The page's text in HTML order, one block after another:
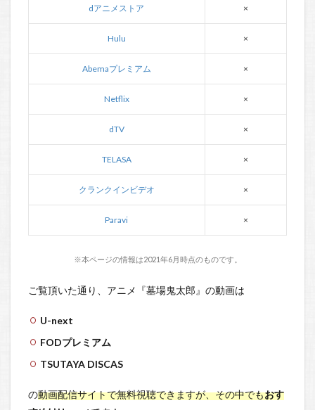
dアニメストア ×
Hulu ×
Abemaプレミアム ×
Netflix ×
dTV ×
TELASA ×
クランクインビデオ ×
Paravi ×
※本ページの情報は2021年6月時点のものです。
ご覧頂いた通り、アニメ『墓場鬼太郎』の動画は
U-next
FODプレミアム
TSUTAYA DISCAS
の動画配信サイトで無料視聴できますが、その中でもおす